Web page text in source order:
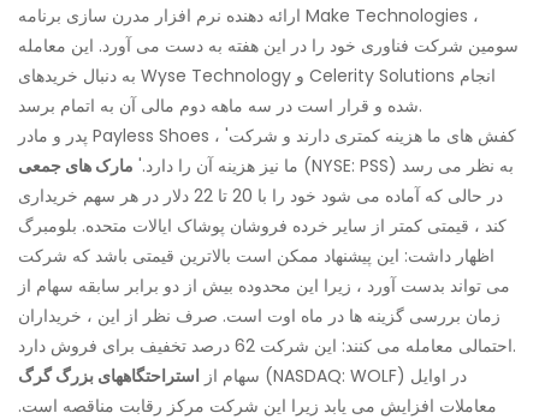
ارائه دهنده نرم افزار مدرن سازی برنامه Make Technologies ،
سومین شرکت فناوری خود را در این هفته به دست می آورد. این معامله
به دنبال خریدهای Wyse Technology و Celerity Solutions انجام
شده و قرار است در سه ماهه دوم مالی آن به اتمام برسد.
پدر و مادر Payless Shoes ، 'کفش های ما هزینه کمتری دارند و شرکت
ما نیز هزینه آن را دارد.' مارک های جمعی
(NYSE: PSS) به نظر می رسد
در حالی که آماده می شود خود را با 20 تا 22 دلار در هر سهم خریداری
کند ، قیمتی کمتر از سایر خرده فروشان پوشاک ایالات متحده. بلومبرگ
اظهار داشت: این پیشنهاد ممکن است بالاترین قیمتی باشد که شرکت
می تواند بدست آورد ، زیرا این محدوده بیش از دو برابر سابقه سهام از
زمان بررسی گزینه ها در ماه اوت است. صرف نظر از این ، خریداران
احتمالی معامله می کنند: این شرکت 62 درصد تخفیف برای فروش دارد.
سهام از استراحتگاههای بزرگ گرگ
(NASDAQ: WOLF) در اوایل
معاملات افزایش می یابد زیرا این شرکت مرکز رقابت مناقصه است.